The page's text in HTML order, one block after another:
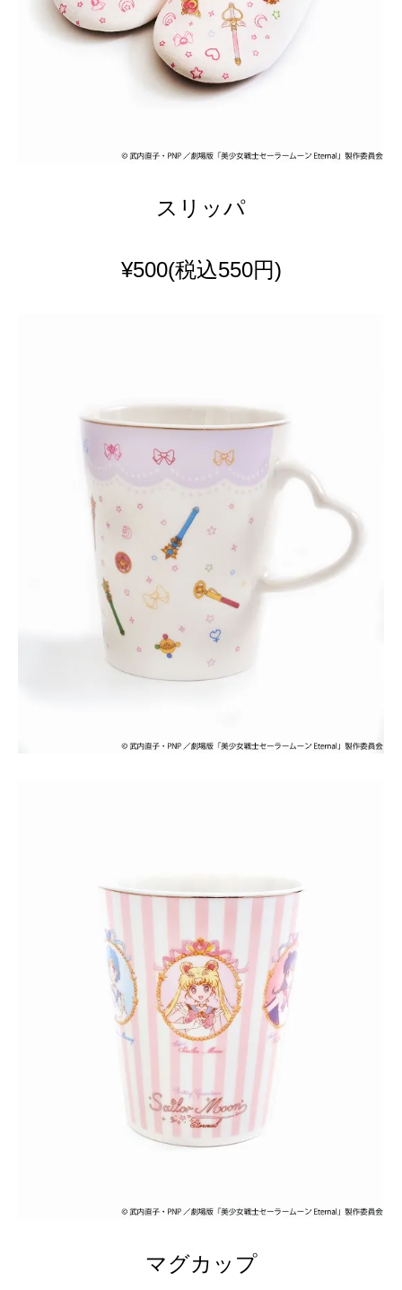
スリッパ
¥500(税込550円)
マグカップ